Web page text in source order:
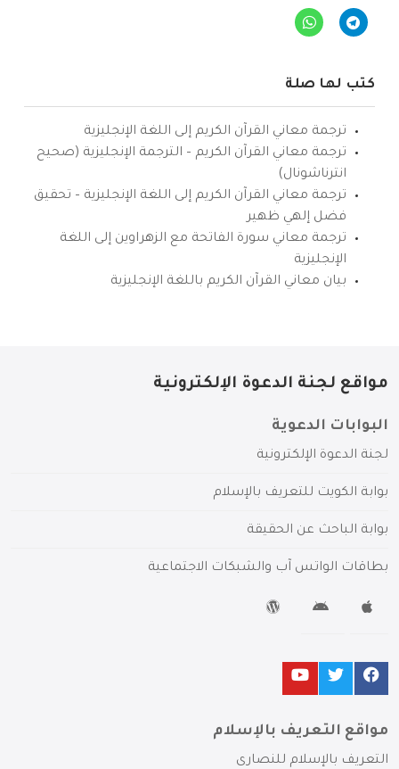
كتب لها صلة
ترجمة معاني القرآن الكريم إلى اللغة الإنجليزية
ترجمة معاني القرآن الكريم – الترجمة الإنجليزية (صحيح
انترناشونال)
ترجمة معاني القرآن الكريم إلى اللغة الإنجليزية – تحقيق
فضل إلهي ظهير
ترجمة معاني سورة الفاتحة مع الزهراوين إلى اللغة
الإنجليزية
بيان معاني القرآن الكريم باللغة الإنجليزية
مواقع لجنة الدعوة الإلكترونية
البوابات الدعوية
لجنة الدعوة الإلكترونية
بوابة الكويت للتعريف بالإسلام
بوابة الباحث عن الحقيقة
بطاقات الواتس آب والشبكات الاجتماعية
مواقع التعريف بالإسلام
التعريف بالإسلام للنصارى